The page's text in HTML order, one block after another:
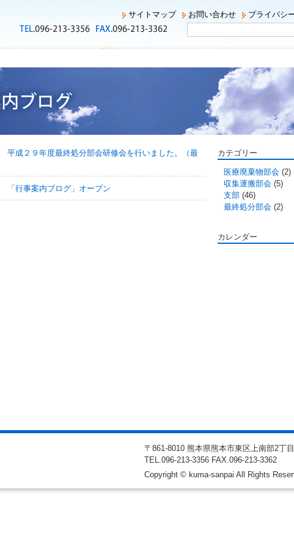
プライバシ
お問い合わせ
サイトマップ
平成２９年度最終処分部会研修会を行いました。（最
「行事案内ブログ」オープン
カテゴリー
医療廃棄物部会 (2)
収集運搬部会 (5)
支部 (46)
最終処分部会 (2)
カレンダー
〒861-8010 熊本県熊本市東区上南部2丁
TEL.096-213-3356 FAX.096-213-3362
Copyright © kuma-sanpai All Rights